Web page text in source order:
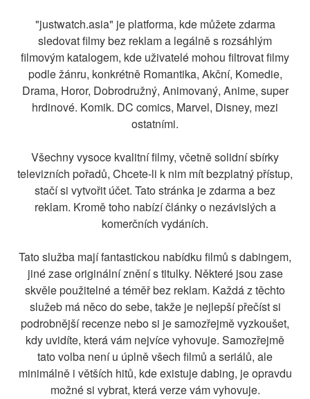
"justwatch.asia" je platforma, kde můžete zdarma
sledovat filmy bez reklam a legálně s rozsáhlým
filmovým katalogem, kde uživatelé mohou filtrovat filmy
podle žánru, konkrétně Romantika, Akční, Komedie,
Drama, Horor, Dobrodružný, Animovaný, Anime, super
hrdinové. Komik. DC comics, Marvel, Disney, mezi
ostatními.
Všechny vysoce kvalitní filmy, včetně solidní sbírky
televizních pořadů, Chcete-li k nim mít bezplatný přístup,
stačí si vytvořit účet. Tato stránka je zdarma a bez
reklam. Kromě toho nabízí články o nezávislých a
komerčních vydáních.
Tato služba mají fantastickou nabídku filmů s dabingem,
jiné zase originální znění s titulky. Některé jsou zase
skvěle použitelné a téměř bez reklam. Každá z těchto
služeb má něco do sebe, takže je nejlepší přečíst si
podrobnější recenze nebo si je samozřejmě vyzkoušet,
kdy uvidíte, která vám nejvíce vyhovuje. Samozřejmě
tato volba není u úplně všech filmů a seriálů, ale
minimálně i větších hitů, kde existuje dabing, je opravdu
možné si vybrat, která verze vám vyhovuje.